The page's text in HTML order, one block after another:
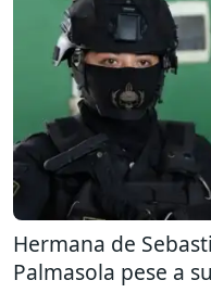
Hermana de
Palmasola pese a